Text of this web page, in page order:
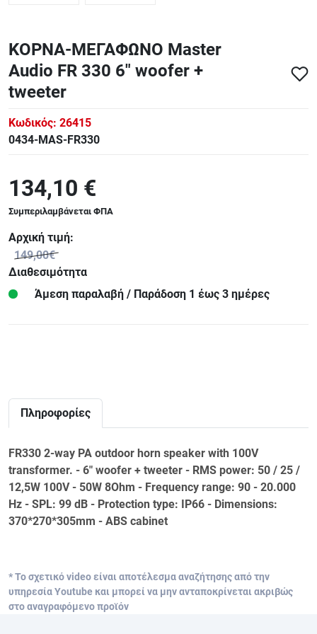
ΚΟΡΝΑ-ΜΕΓΑΦΩΝΟ Master
Audio FR 330 6" woofer +
tweeter
Κωδικός: 26415
0434-MAS-FR330
134,10 €
Συμπεριλαμβάνεται ΦΠΑ
Αρχική τιμή:
149,00€
Διαθεσιμότητα
Άμεση παραλαβή / Παράδoση 1 έως 3 ημέρες
Πληροφορίες
FR330 2-way PA outdoor horn speaker with 100V
transformer. - 6" woofer + tweeter - RMS power: 50 / 25 /
12,5W 100V - 50W 8Ohm - Frequency range: 90 - 20.000
Hz - SPL: 99 dB - Protection type: IP66 - Dimensions:
370*270*305mm - ABS cabinet
* Το σχετικό video είναι αποτέλεσμα αναζήτησης από την
υπηρεσία Youtube και μπορεί να μην ανταποκρίνεται ακριβώς
στο αναγραφόμενο προϊόν